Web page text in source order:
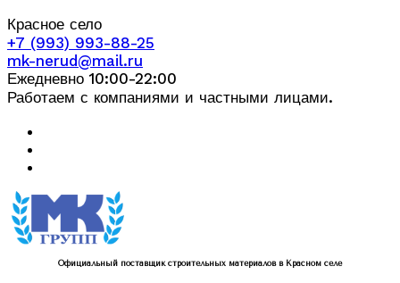
Красное село
+7 (993) 993-88-25
mk-nerud@mail.ru
Ежедневно 10:00-22:00
Работаем с компаниями и частными лицами.
Официальный поставщик строительных материалов в Красном селе